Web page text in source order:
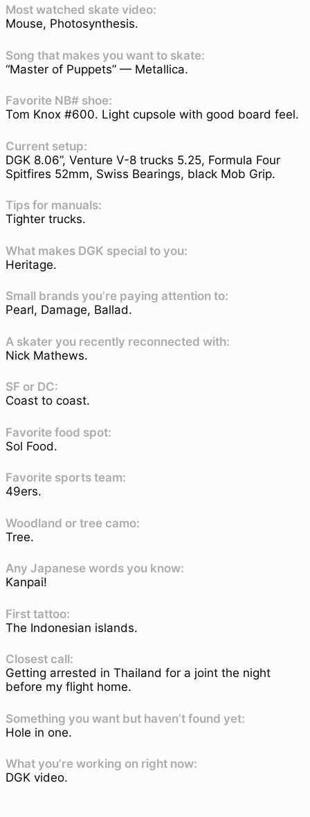
Most watched skate video:
Mouse, Photosynthesis.
Song that makes you want to skate:
“Master of Puppets” — Metallica.
Favorite NB# shoe:
Tom Knox #600. Light cupsole with good board feel.
Current setup:
DGK 8.06”, Venture V-8 trucks 5.25, Formula Four
Spitfires 52mm, Swiss Bearings, black Mob Grip.
Tips for manuals:
Tighter trucks.
What makes DGK special to you:
Heritage.
Small brands you’re paying attention to:
Pearl, Damage, Ballad.
A skater you recently reconnected with:
Nick Mathews.
SF or DC:
Coast to coast.
Favorite food spot:
Sol Food.
Favorite sports team:
49ers.
Woodland or tree camo:
Tree.
Any Japanese words you know:
Kanpai!
First tattoo:
The Indonesian islands.
Closest call:
Getting arrested in Thailand for a joint the night
before my flight home.
Something you want but haven’t found yet:
Hole in one.
What you’re working on right now:
DGK video.